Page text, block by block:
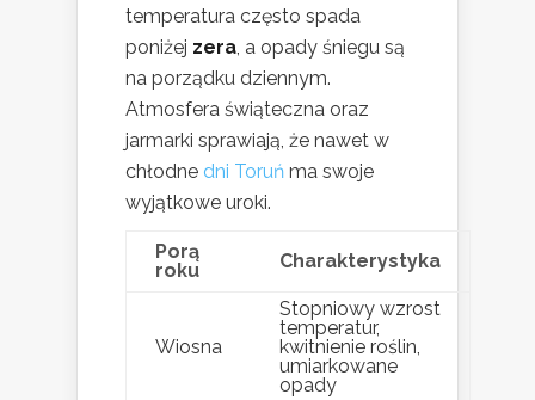
temperatura często spada
poniżej zera , a opady śniegu są
na porządku dziennym.
Atmosfera świąteczna oraz
jarmarki sprawiają, że nawet w
chłodne dni Toruń ma swoje
wyjątkowe uroki.
Porą
roku
Charakterystyka
Wiosna
Stopniowy wzrost
temperatur,
kwitnienie roślin,
umiarkowane
opady